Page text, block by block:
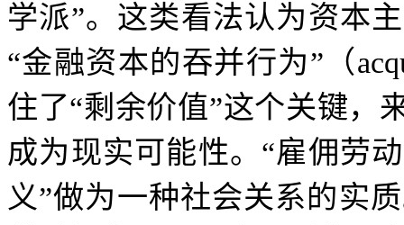
学派”。这类看法认为资本
“金融资本的吞并行为” （
住了“剩余价值”这个关键，
成为现实可能性。 “雇佣劳动
义”做为一种社会关系的实